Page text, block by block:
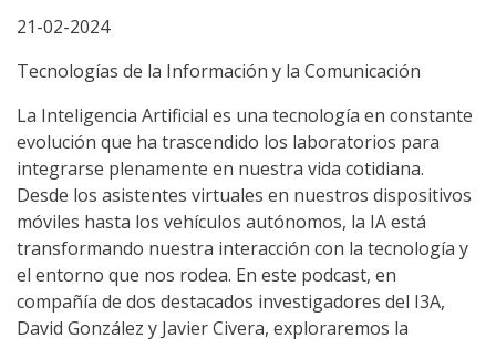
21-02-2024
Tecnologías de la Información y la Comunicación
La Inteligencia Artificial es una tecnología en constante
evolución que ha trascendido los laboratorios para
integrarse plenamente en nuestra vida cotidiana.
Desde los asistentes virtuales en nuestros dispositivos
móviles hasta los vehículos autónomos, la IA está
transformando nuestra interacción con la tecnología y
el entorno que nos rodea. En este podcast, en
compañía de dos destacados investigadores del I3A,
David González y Javier Civera, exploraremos la